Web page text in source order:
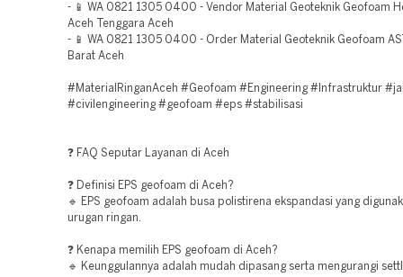
- 📱 WA 0821 1305 0400 - Vendor Material Geoteknik Geofoam
Aceh Tenggara Aceh
- 📱 WA 0821 1305 0400 - Order Material Geoteknik Geofoam
Barat Aceh
#MaterialRinganAceh #Geofoam #Engineering #Infrastruktur
#civilengineering #geofoam #eps #stabilisasi
❓ FAQ Seputar Layanan di Aceh
❓ Definisi EPS geofoam di Aceh?
🔹 EPS geofoam adalah busa polistirena ekspandasi yang
urugan ringan.
❓ Kenapa memilih EPS geofoam di Aceh?
🔹 Keunggulannya adalah mudah dipasang serta mengurangi